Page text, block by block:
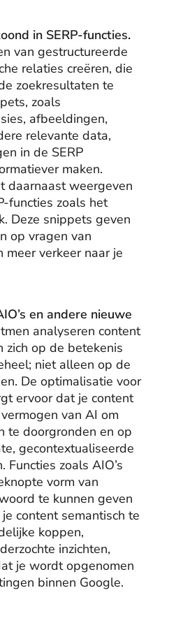
in SERP-functies.
van gestructureerde
relaties creëren, die
zoekresultaten te
zoals
afbeeldingen,
relevante data,
in de SERP
maken.
daarnaast weergeven
functies zoals het
Deze snippets geven
op vragen van
meer verkeer naar je
en andere nieuwe
analyseren content
zich op de betekenis
niet alleen op de
De optimalisatie voor
ervoor dat je content
van AI om
te doorgronden en op
gecontextualiseerde
zoals AIO’s
vorm van
te kunnen geven
content semantisch te
koppen,
inzichten,
je wordt opgenomen
binnen Google.